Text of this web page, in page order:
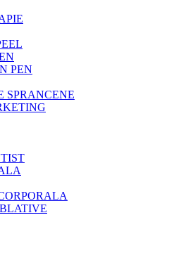
PEN
SPRANCENE